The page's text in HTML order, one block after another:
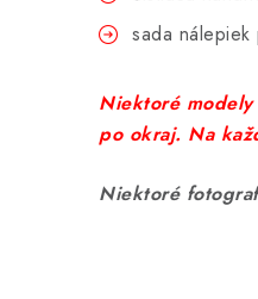
sada
Niektoré
po okraj. Na
Niektoré